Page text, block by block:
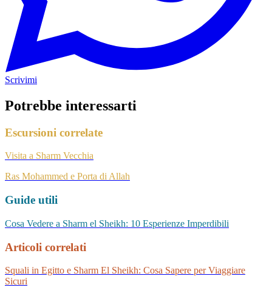
Scrivimi
Potrebbe interessarti
Escursioni correlate
Visita a Sharm Vecchia
Ras Mohammed e Porta di Allah
Guide utili
Cosa Vedere a Sharm el Sheikh: 10 Esperienze Imperdibili
Articoli correlati
Squali in Egitto e Sharm El Sheikh: Cosa Sapere per Viaggiare
Sicuri